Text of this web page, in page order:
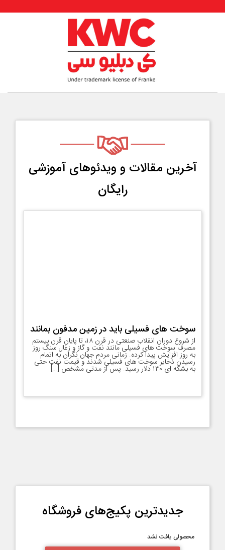
آخرین مقالات و ویدئو‌های آموزشی
رایگان
سوخت‌ های فسیلی باید در زمین مدفون بمانند
از شروع دوران انقلاب صنعتی در قرن ۱۸، تا پایان قرن بیستم
مصرف سوخت های فسیلی مانند نفت و گاز و زغال سنگ روز
به روز افزایش پیدا کرده. زمانی مردم جهان نگران به اتمام
رسیدن ذخایر سوخت های فسیلی شدند و قیمت نفت حتی
به بشکه ای ۱۳۰ دلار رسید. پس از مدتی مشخص […]
جدیدترین پکیج‌های فروشگاه
محصولی یافت نشد